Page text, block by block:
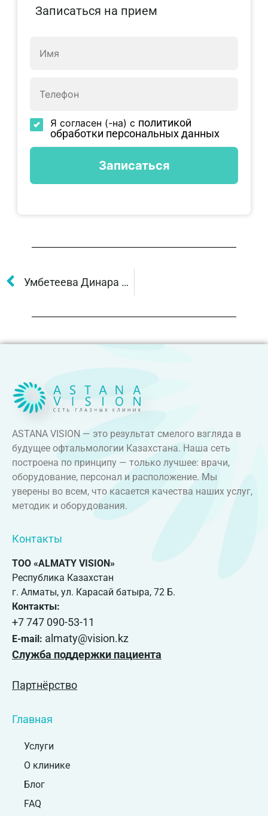
Записаться на прием
Я согласен (-на) с политикой
обработки персональных данных
Умбетеева Динара Алтаевна
ASTANA VISION — это результат смелого взгляда в
будущее офтальмологии Казахстана. Наша сеть
построена по принципу — только лучшее: врачи,
оборудование, персонал и расположение. Мы
уверены во всем, что касается качества наших услуг,
методик и оборудования.
Контакты
ТОО «ALMATY VISION»
Республика Казахстан
г. Алматы, ул. Карасай батыра, 72 Б.
Контакты:
+7 747 090-53-11
E-mail: almaty@vision.kz
Служба поддержки пациента
Партнёрство
Главная
Услуги
О клинике
Блог
FAQ